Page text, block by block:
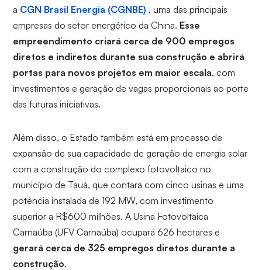
a CGN Brasil Energia (CGNBE) , uma das principais
empresas do setor energético da China. Esse
empreendimento criará cerca de 900 empregos
diretos e indiretos durante sua construção e abrirá
portas para novos projetos em maior escala, com
investimentos e geração de vagas proporcionais ao porte
das futuras iniciativas.
Além disso, o Estado também está em processo de
expansão de sua capacidade de geração de energia solar
com a construção do complexo fotovoltaico no
município de Tauá, que contará com cinco usinas e uma
potência instalada de 192 MW, com investimento
superior a R$600 milhões. A Usina Fotovoltaica
Carnaúba (UFV Carnaúba) ocupará 626 hectares e
gerará cerca de 325 empregos diretos durante a
construção.